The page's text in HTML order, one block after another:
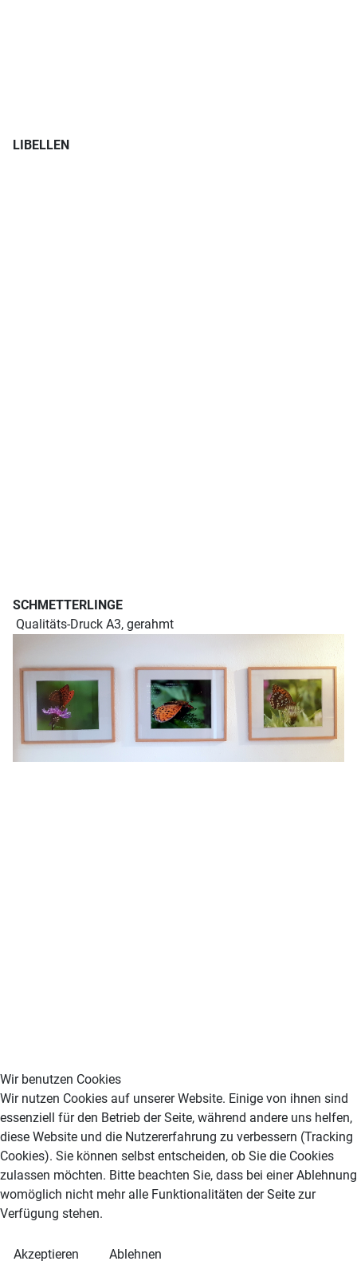
LIBELLEN
SCHMETTERLINGE
Qualitäts-Druck A3, gerahmt
Wir benutzen Cookies
Wir nutzen Cookies auf unserer Website. Einige von ihnen sind
essenziell für den Betrieb der Seite, während andere uns helfen,
diese Website und die Nutzererfahrung zu verbessern (Tracking
Cookies). Sie können selbst entscheiden, ob Sie die Cookies
zulassen möchten. Bitte beachten Sie, dass bei einer Ablehnung
womöglich nicht mehr alle Funktionalitäten der Seite zur
Verfügung stehen.
Akzeptieren
Ablehnen